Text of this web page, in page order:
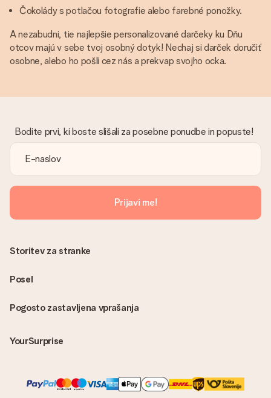
Čokolády s potlačou fotografie alebo farebné ponožky.
A nezabudni, tie najlepšie personalizované darčeky ku Dňu
otcov majú v sebe tvoj osobný dotyk! Nechaj si darček doručiť
osobne, alebo ho pošli cez nás a prekvap svojho ocka.
Bodite prvi, ki boste slišali za posebne ponudbe in popuste!
Prijavi me!
Pogosto zastavljena vprašanja
YourSurprise
Storitev za stranke
Posel